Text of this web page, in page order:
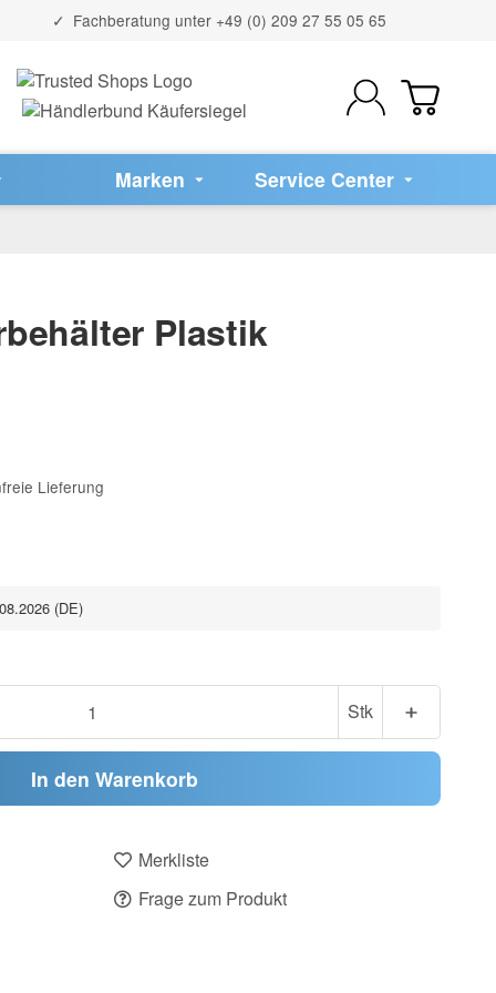
Fachberatung unter +49 (0) 209 27 55 05 65
Marken Service Center
Plastik
Lieferung
(DE)
Stk
In den Warenkorb
Merkliste
Frage zum Produkt